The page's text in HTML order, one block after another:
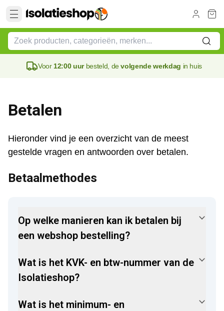
Voor 12:00 uurbesteld, devolgende werkdag in huis
Betalen
Hieronder vind je een overzicht van de meest
gestelde vragen en antwoorden over betalen.
Betaalmethodes
Op welke manieren kan ik betalen bij
een webshop bestelling?
Wat is het KVK- en btw-nummer van de
Isolatieshop?
Wat is het minimum- en